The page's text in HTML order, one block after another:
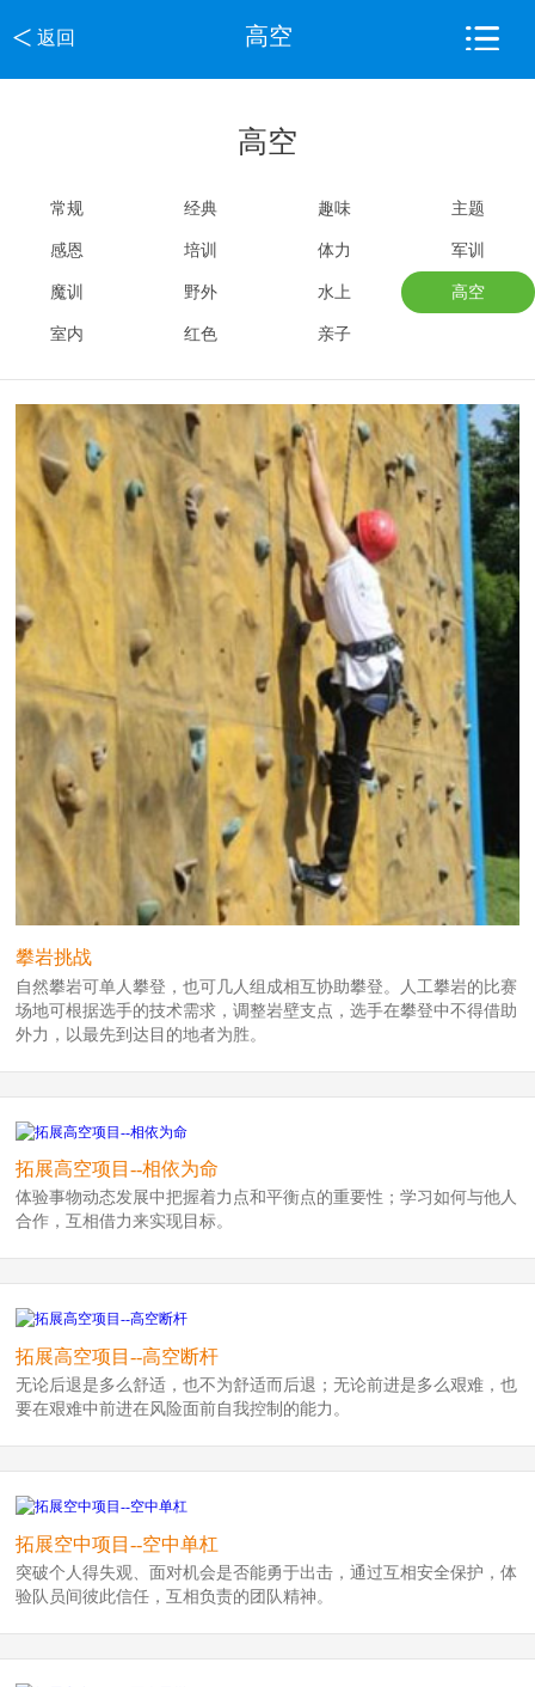
< 返回 高空
高空
常规 经典 趣味 主题
感恩 培训 体力 军训
魔训 野外 水上 高空
室内 红色 亲子
攀岩挑战
自然攀岩可单人攀登，也可几人组成相互协助攀登。人工攀岩的比赛
场地可根据选手的技术需求，调整岩壁支点，选手在攀登中不得借助
外力，以最先到达目的地者为胜。
拓展高空项目--相依为命
体验事物动态发展中把握着力点和平衡点的重要性；学习如何与他人
合作，互相借力来实现目标。
拓展高空项目--高空断杆
无论后退是多么舒适，也不为舒适而后退；无论前进是多么艰难，也
要在艰难中前进在风险面前自我控制的能力。
拓展空中项目--空中单杠
突破个人得失观、面对机会是否能勇于出击，通过互相安全保护，体
验队员间彼此信任，互相负责的团队精神。